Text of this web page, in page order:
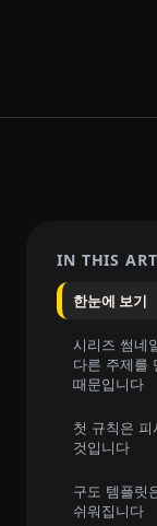
IN THIS
한눈에 보기
시리즈 썸네
다른 주제를
때문입니다
첫 규칙은
것입니다
구도 템플릿
쉬워집니다